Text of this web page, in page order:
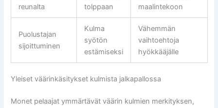
reunalta
tolppaan
maalintekoon
Puolustajan
sijoittuminen
Kulma
syötön
estämiseksi
Vähemmän
vaihtoehtoja
hyökkääjälle
Yleiset väärinkäsitykset kulmista jalkapallossa
Monet pelaajat ymmärtävät väärin kulmien merkityksen,